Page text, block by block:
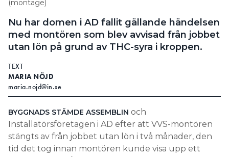
stöd till den som vill komma till rätta med sitt
missbruk och att utbilda arbetsledande personal i
hur man kan se tecken på att någon är påverkad är
också ett bra alternativ.
FRÅN 2023:
RÖKTE CANNABIS PÅ SEMESTERN – STÄNGDES AV
UTAN LÖN
– Testa ska man göra eftersom man behöver kunna
agera med exempelvis rehabilitering om någon har
beroendeproblem. Men det behöver klargöras
(montage)
Nu har domen i AD fallit gällande händelsen
med montören som blev avvisad från jobbet
utan lön på grund av THC-syra i kroppen.
TEXT
MARIA NÖJD
maria.nojd@in.se
BYGGNADS STÄMDE ASSEMBLIN och
Installatörsföretagen i AD efter att VVS-montören
stängts av från jobbet utan lön i två månader, den
tid det tog innan montören kunde visa upp ett